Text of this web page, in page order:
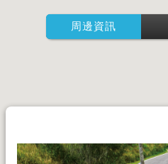
周邊資訊